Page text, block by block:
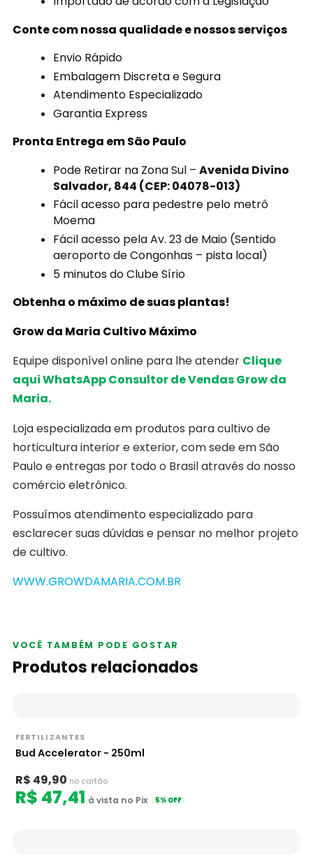
Conte com nossa qualidade e nossos serviços
Envio Rápido
Embalagem Discreta e Segura
Atendimento Especializado
Garantia Express
Pronta Entrega em São Paulo
Pode Retirar na Zona Sul –Avenida Divino
Salvador, 844 (CEP: 04078-013)
Fácil acesso para pedestre pelo metrô
Moema
Fácil acesso pela Av. 23 de Maio (Sentido
aeroporto de Congonhas – pista local)
5 minutos do Clube Sírio
Obtenha o máximo de suas plantas!
Grow da Maria Cultivo Máximo
Equipe disponível online para lhe atender Clique
aqui WhatsApp Consultor de Vendas Grow da
Maria.
Loja especializada em produtos para cultivo de
horticultura interior e exterior, com sede em São
Paulo e entregas por todo o Brasil através do nosso
comércio eletrônico.
Possuímos atendimento especializado para
esclarecer suas dúvidas e pensar no melhor projeto
de cultivo.
WWW.GROWDAMARIA.COM.BR
VOCÊ TAMBÉM PODE GOSTAR
Produtos relacionados
FERTILIZANTES
Bud Accelerator - 250ml
R$ 49,90 no cartão
R$ 47,41 à vista no Pix 5% OFF